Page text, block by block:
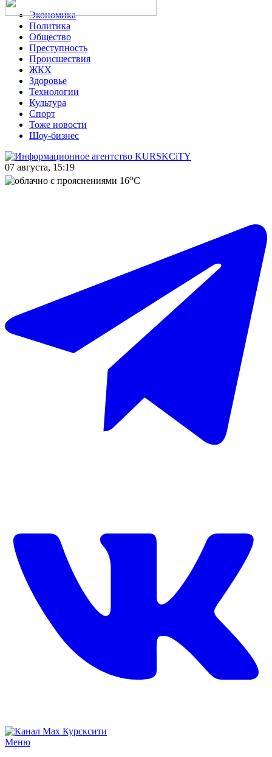
Экономика
Политика
Общество
Преступность
Происшествия
ЖКХ
Здоровье
Технологии
Культура
Спорт
Тоже новости
Шоу-бизнес
07 августа, 15:19
16oC
Меню